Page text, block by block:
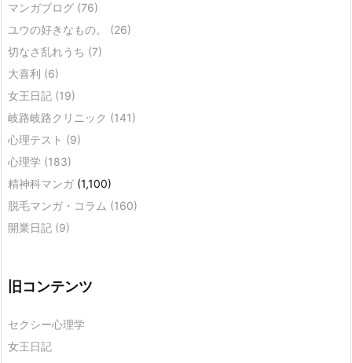
マンガブログ (76)
ユウの好きなもの。 (26)
切なさ乱れうち (7)
大喜利 (6)
女王日記 (19)
岐路岐路クリニック (141)
心理テスト (9)
心理学 (183)
精神科マンガ (1,100)
脱毛マンガ・コラム (160)
開業日記 (9)
旧コンテンツ
セクシー心理学
女王日記